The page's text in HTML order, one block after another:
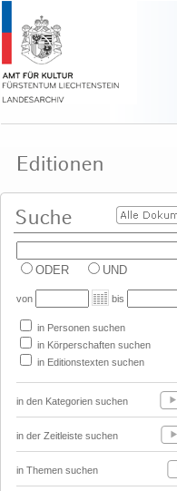
ODER UND
von bis
in Personen suchen
in Körperschaften suchen
in Editionstexten suchen
in den Kategorien suchen
in der Zeitleiste suchen
in Themen suchen